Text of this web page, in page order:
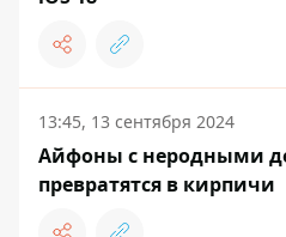
13:45, 13 сентября 2024
Айфоны с неродными
превратятся в кирпичи